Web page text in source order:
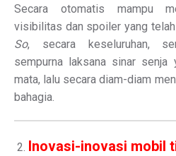
Secara otomatis mampu
visibilitas dan spoiler yang
So, secara keseluruhan,
sempurna laksana sinar
mata, lalu secara diam-diam
bahagia.
Inovasi-inovasi mobil